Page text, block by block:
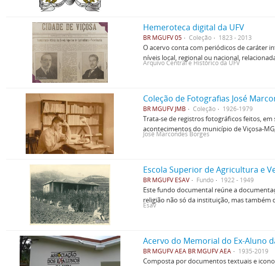
Hemeroteca digital da UFV
BR MGUFV 05 Coleção 1823 - 2013
O acervo conta com periódicos de caráter
níveis local, regional ou nacional,
Arquivo Central e Histórico da UFV
Coleção de Fotografias José
BR MGUFV JMB Coleção 1926-1979
Trata-se de registros fotográficos feitos,
acontecimentos do município de Viçosa-
José Marcondes Borges
Escola Superior de Agricultura e
BR MGUFV ESAV Fundo 1922 - 1949
Este fundo documental reúne a
religião não só da instituição, mas também
Esav
Acervo do Memorial do Ex-Aluno
BR MGUFV AEA BR MGUFV AEA 1935-2019
Composta por documentos textuais e